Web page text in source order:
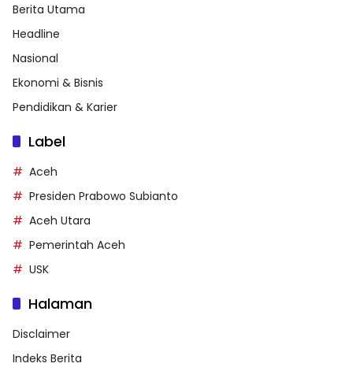
Berita Utama
Headline
Nasional
Ekonomi & Bisnis
Pendidikan & Karier
Label
Aceh
Presiden Prabowo Subianto
Aceh Utara
Pemerintah Aceh
USK
Halaman
Disclaimer
Indeks Berita